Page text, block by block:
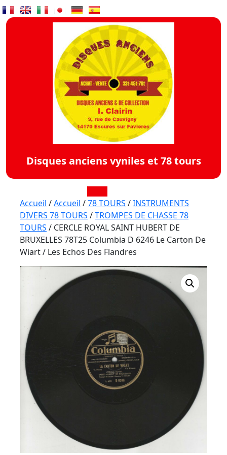
Skip
to
Disques anciens vyniles et 78 tours
Open
Button
Accueil /Accueil /78 TOURS /INSTRUMENTS
DIVERS 78 TOURS /TROMPES DE CHASSE 78
TOURS / CERCLE ROYAL SAINT HUBERT DE
BRUXELLES 78T25 Columbia D 6246 Le Carton De
Wiart / Les Echos Des Flandres